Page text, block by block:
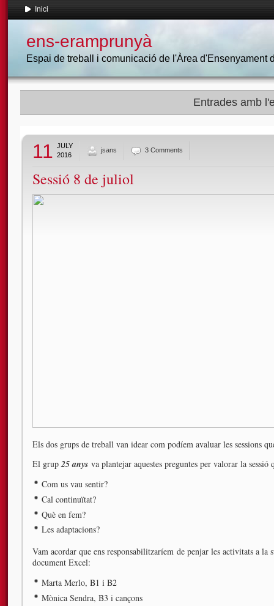
Inici
ens-eramprunyà
Espai de treball i comunicació de l'Àrea d'Ensenyament
Entrades amb
11 JULY
2016
jsans 3 Comments
Sessió 8 de juliol
Els dos grups de treball van idear com podíem avaluar les sessions
El grup25 anys va plantejar aquestes preguntes per valorar la
Com us vau sentir?
Cal continuïtat?
Què en fem?
Les adaptacions?
Vam acordar que ens responsabilitzaríem de penjar les activitats a la
document Excel:
Marta Merlo, B1 i B2
Mònica Sendra, B3 i cançons